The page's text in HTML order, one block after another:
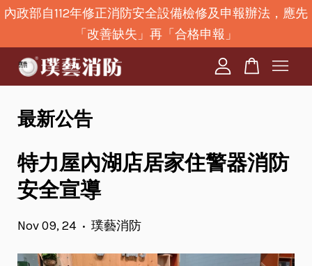
內政部自112年修正消防安全設備檢修及申報辦法，應先
「改善缺失」再「合格申報」
最新公告
特力屋內湖店居家住警器消防
安全宣導
Nov 09, 24 • 璞藝消防
您的購物車目前還是空的。